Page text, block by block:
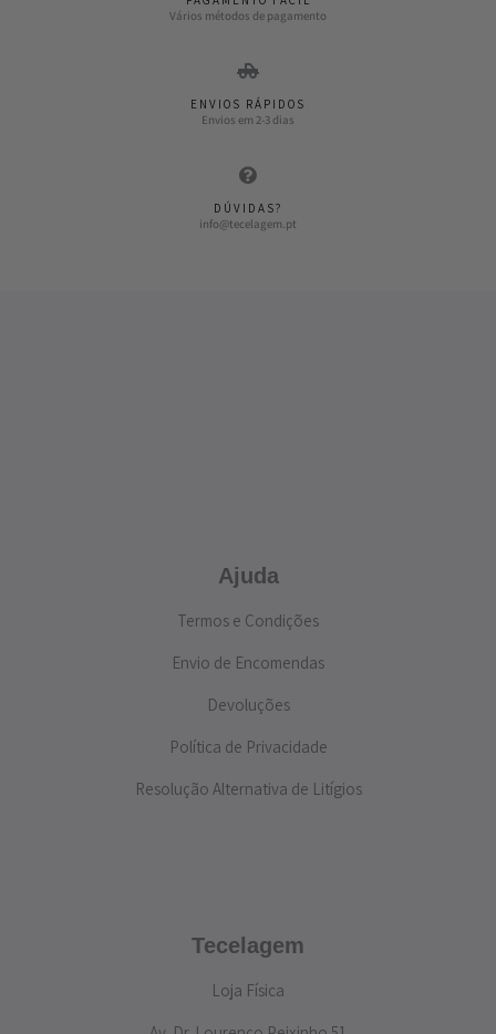
Vários métodos de pagamento
ENVIOS RÁPIDOS
Envios em 2-3 dias
DÚVIDAS?
info@tecelagem.pt
Ajuda
Termos e Condições
Envio de Encomendas
Devoluções
Política de Privacidade
Resolução Alternativa de Litígios
Tecelagem
Loja Física